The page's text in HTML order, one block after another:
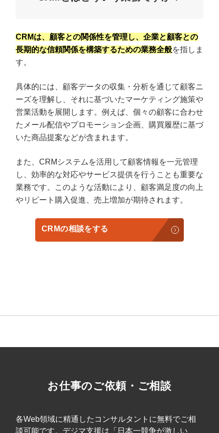
プロに無料相談をする
StockSun株式会社 〒160-0023 東京都新宿区西新宿3丁目8番3号 新都心
CRMは、顧客との関係性を管理し、企業と顧客との
長期的な信頼関係を構築するための業務全般を指しま
す。
具体的には、顧客データの収集・分析を通じて顧客ニ
ーズを理解し、それに基づいたマーケティング施策や
営業活動を展開します。例えば、個々の顧客に合わせ
たメール配信やプロモーション企画、購買履歴に基づ
いた商品提案などが含まれます。
また、CRMシステムを活用して顧客情報を一元管理
し、効率的な対応やサービス提供を行うことも重要な
業務です。このような活動により、顧客満足度の向上
やリピート購入促進、売上増加が期待されます。
CRMの相談をする
お仕事のご依頼・ご相談
各Web領域に精通したコンサルタントに無料でご相
談可能です。デジマ支援は「日本一競争が激しい